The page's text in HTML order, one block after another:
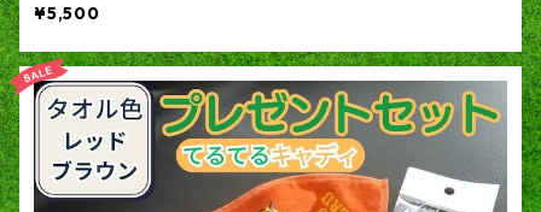
¥5,500